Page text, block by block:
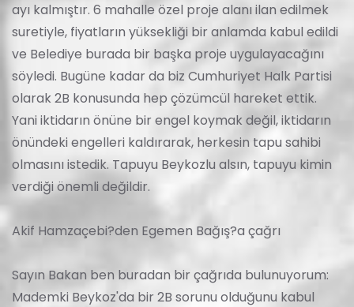
ayı kalmıştır. 6 mahalle özel proje alanı ilan edilmek
suretiyle, fiyatların yüksekliği bir anlamda kabul edildi
ve Belediye burada bir başka proje uygulayacağını
söyledi. Bugüne kadar da biz Cumhuriyet Halk Partisi
olarak 2B konusunda hep çözümcül hareket ettik.
Yani iktidarın önüne bir engel koymak değil, iktidarın
önündeki engelleri kaldırarak, herkesin tapu sahibi
olmasını istedik. Tapuyu Beykozlu alsın, tapuyu kimin
verdiği önemli değildir.
Akif Hamzaçebi?den Egemen Bağış?a çağrı
Sayın Bakan ben buradan bir çağrıda bulunuyorum:
Mademki Beykoz'da bir 2B sorunu olduğunu kabul